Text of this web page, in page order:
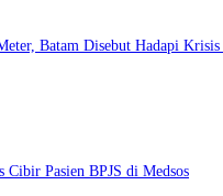
Batam Disebut Hadapi
Cibir Pasien BPJS di Medsos